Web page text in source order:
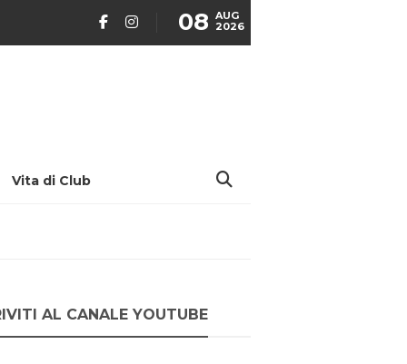
08 AUG
2026
Vita di Club
AL CANALE YOUTUBE